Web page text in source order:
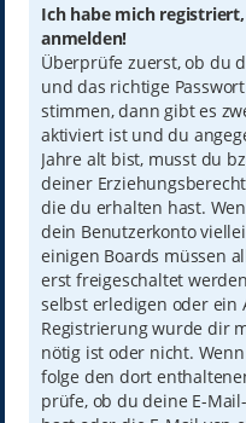
Ich habe mich
anmelden!
Überprüfe zuerst, ob du
und das richtige
stimmen, dann gibt es
aktiviert ist und du
Jahre alt bist, musst du
deiner
die du erhalten hast.
dein Benutzerkonto
einigen Boards müssen
erst freigeschaltet
selbst erledigen oder ein
Registrierung wurde dir
nötig ist oder nicht.
folge den dort
prüfe, ob du deine E-